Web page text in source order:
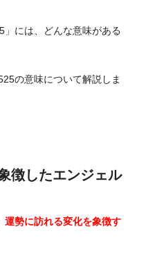
には、どんな意味がある
の意味について解説しま
徴したエンジェル
運勢に訪れる変化を象徴す